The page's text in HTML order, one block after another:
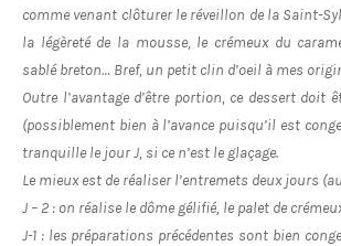
comme venant clôturer le réveillon de la Saint-
la légèreté de la mousse, le crémeux du
sablé breton… Bref, un petit clin d’oeil à mes
Outre l’avantage d’être portion, ce dessert doit
(possiblement bien à l’avance puisqu’il est
tranquille le jour J, si ce n’est le glaçage.
Le mieux est de réaliser l’entremets deux jours
J – 2 : on réalise le dôme gélifié, le palet de
J-1 : les préparations précédentes sont bien